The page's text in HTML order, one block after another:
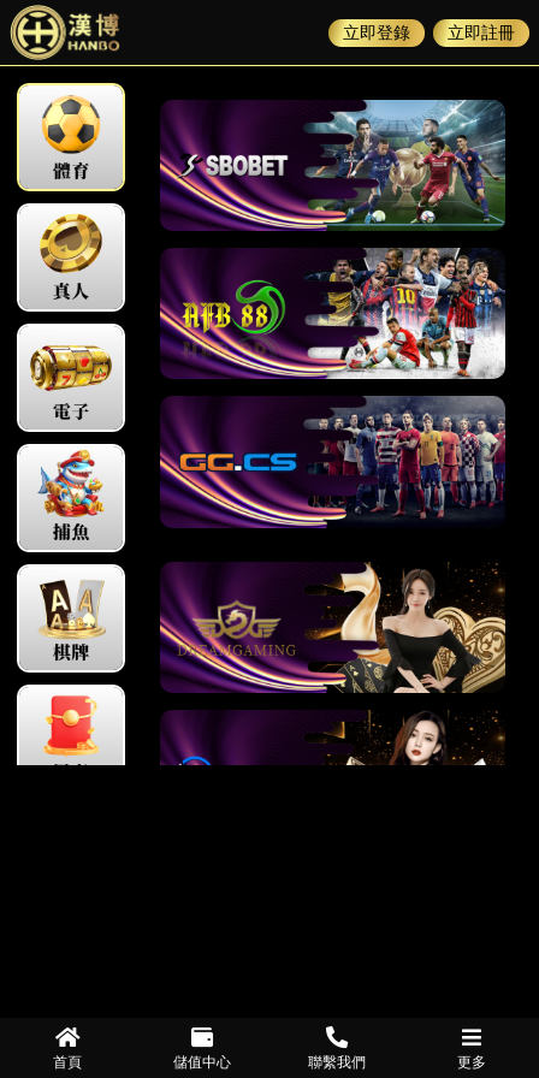
立即登錄 立即註冊
首頁 儲值中心 聯繫我們 更多